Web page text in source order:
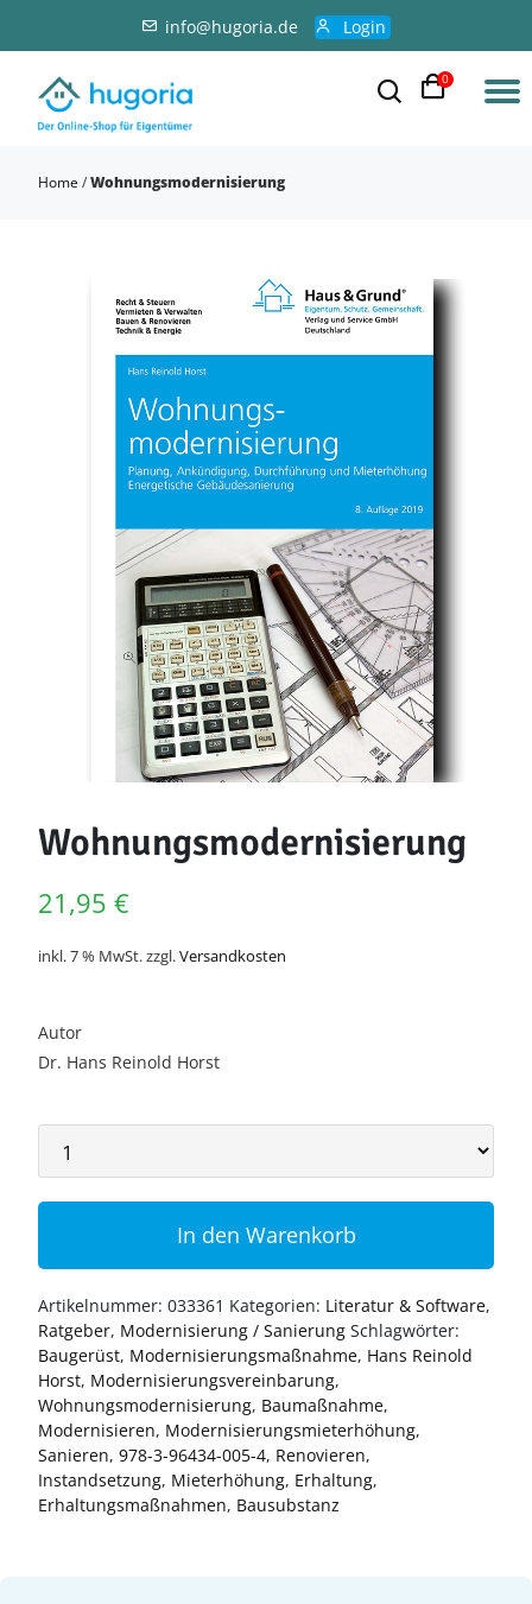
info@hugoria.de Login
0
Home /Wohnungsmodernisierung
Wohnungsmodernisierung
21,95 €
inkl. 7 % MwSt.zzgl.Versandkosten
Autor
Dr. Hans Reinold Horst
In den Warenkorb
Artikelnummer: 033361 Kategorien: Literatur & Software,
Ratgeber, Modernisierung / Sanierung Schlagwörter:
Baugerüst, Modernisierungsmaßnahme, Hans Reinold
Horst, Modernisierungsvereinbarung,
Wohnungsmodernisierung, Baumaßnahme,
Modernisieren, Modernisierungsmieterhöhung,
Sanieren, 978-3-96434-005-4, Renovieren,
Instandsetzung, Mieterhöhung, Erhaltung,
Erhaltungsmaßnahmen, Bausubstanz